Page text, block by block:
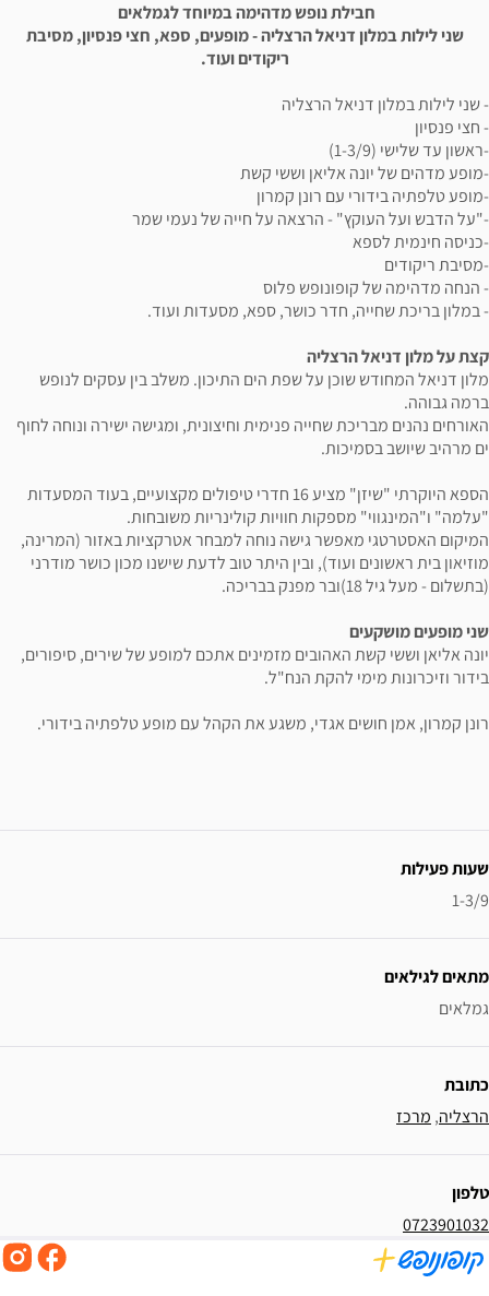
חבילת נופש מדהימה במיוחד לגמלאים
שני לילות במלון דניאל הרצליה - מופעים, ספא, חצי פנסיון, מסיבת
ריקודים ועוד.
- שני לילות במלון דניאל הרצליה
- חצי פנסיון
-ראשון עד שלישי (1-3/9)
-מופע מדהים של יונה אליאן וששי קשת
-מופע טלפתיה בידורי עם רונן קמרון
-"על הדבש ועל העוקץ" - הרצאה על חייה של נעמי שמר
-כניסה חינמית לספא
-מסיבת ריקודים
- הנחה מדהימה של קופונופש פלוס
- במלון בריכת שחייה, חדר כושר, ספא, מסעדות ועוד.
קצת על מלון דניאל הרצליה
מלון דניאל המחודש שוכן על שפת הים התיכון. משלב בין עסקים לנופש
ברמה גבוהה.
האורחים נהנים מבריכת שחייה פנימית וחיצונית, ומגישה ישירה ונוחה לחוף
ים מרהיב שיושב בסמיכות.
הספא היוקרתי "שיזן" מציע 16 חדרי טיפולים מקצועיים, בעוד המסעדות
"עלמה" ו"המינגווי" מספקות חוויות קולינריות משובחות.
המיקום האסטרטגי מאפשר גישה נוחה למבחר אטרקציות באזור (המרינה,
מוזיאון בית ראשונים ועוד), ובין היתר טוב לדעת שישנו מכון כושר מודרני
(בתשלום - מעל גיל 18)ובר מפנק בבריכה.
שני מופעים מושקעים
יונה אליאן וששי קשת האהובים מזמינים אתכם למופע של שירים, סיפורים,
בידור וזיכרונות מימי להקת הנח"ל.
רונן קמרון, אמן חושים אגדי, משגע את הקהל עם מופע טלפתיה בידורי.
שעות פעילות
1-3/9
מתאים לגילאים
גמלאים
כתובת
הרצליה, מרכז
טלפון
0723901032